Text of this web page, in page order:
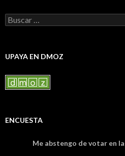
Buscar:
UPAYA EN DMOZ
ENCUESTA
Me abstengo de votar en